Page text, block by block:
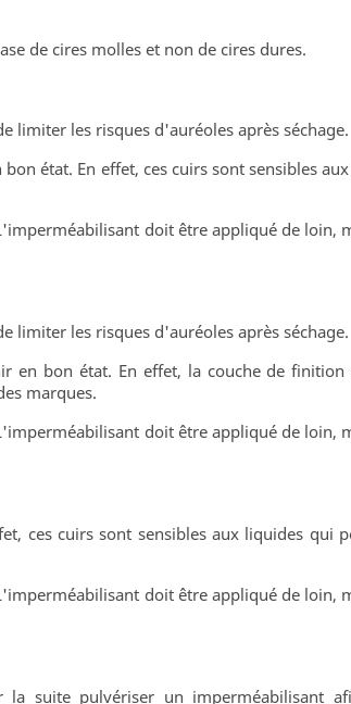
de cires molles et non de cires dures.
limiter les risques d'auréoles après séchage.
état. En effet, ces cuirs sont sensibles
doit être appliqué de loin,
limiter les risques d'auréoles après séchage.
en bon état. En effet, la couche de
marques.
doit être appliqué de loin,
ces cuirs sont sensibles aux liquides qui
doit être appliqué de loin,
la suite pulvériser un imperméabilisant